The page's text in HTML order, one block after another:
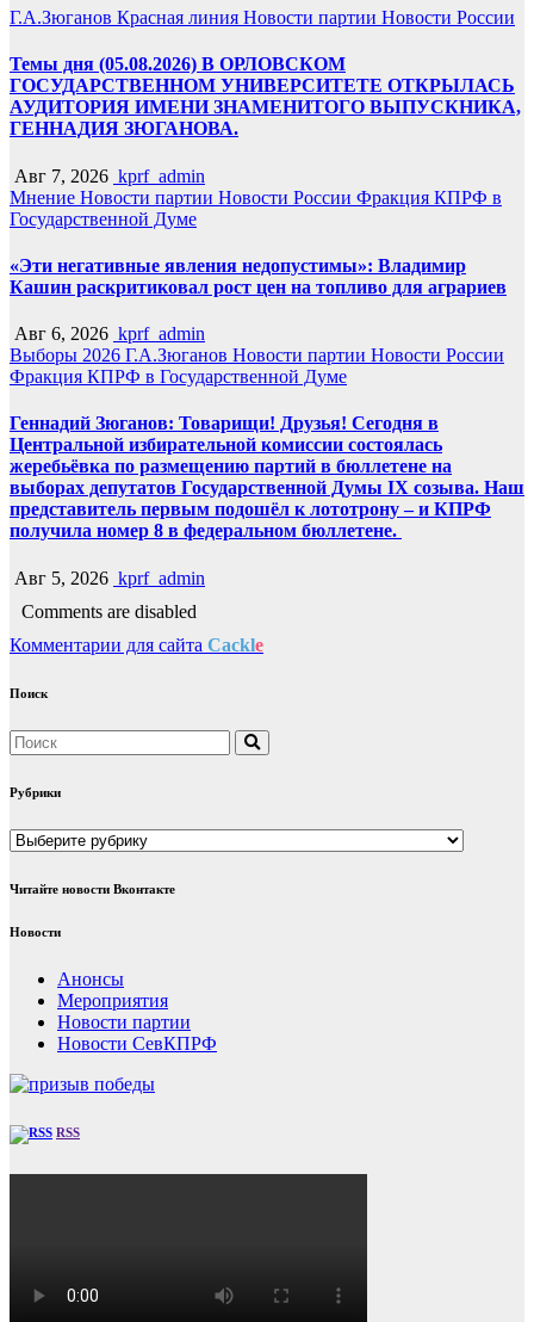
Г.А.Зюганов Красная линия Новости партии Новости России
Темы дня (05.08.2026) В ОРЛОВСКОМ
ГОСУДАРСТВЕННОМ УНИВЕРСИТЕТЕ ОТКРЫЛАСЬ
АУДИТОРИЯ ИМЕНИ ЗНАМЕНИТОГО ВЫПУСКНИКА,
ГЕННАДИЯ ЗЮГАНОВА.
Авг 7, 2026 kprf_admin
Мнение Новости партии Новости России Фракция КПРФ в
Государственной Думе
«Эти негативные явления недопустимы»: Владимир
Кашин раскритиковал рост цен на топливо для аграриев
Авг 6, 2026 kprf_admin
Выборы 2026 Г.А.Зюганов Новости партии Новости России
Фракция КПРФ в Государственной Думе
Геннадий Зюганов: Товарищи! Друзья! Сегодня в
Центральной избирательной комиссии состоялась
жеребьёвка по размещению партий в бюллетене на
выборах депутатов Государственной Думы IX созыва. Наш
представитель первым подошёл к лототрону – и КПРФ
получила номер 8 в федеральном бюллетене.
Авг 5, 2026 kprf_admin
Comments are disabled
Комментарии для сайта Cackle
Поиск
Рубрики
Рубрики
Читайте новости Вконтакте
Новости
Анонсы
Мероприятия
Новости партии
Новости СевКПРФ
RSS